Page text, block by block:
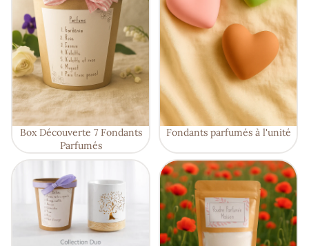
Box Découverte 7 Fondants
Parfumés
Fondants parfumés à l'unité
Le Duo Parfumé – box
découverte & Brûle-parfum au
choix
Poudres parfumées artisanales